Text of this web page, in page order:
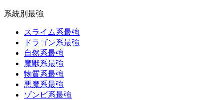
系統別最強
スライム系最強
ドラゴン系最強
自然系最強
魔獣系最強
物質系最強
悪魔系最強
ゾンビ系最強